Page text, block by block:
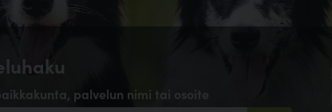
palvelun nimi tai osoite